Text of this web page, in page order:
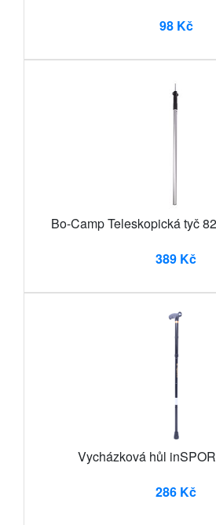
98 Kč
Bo-Camp Teleskopická tyč
389 Kč
Vycházková hůl
286 Kč